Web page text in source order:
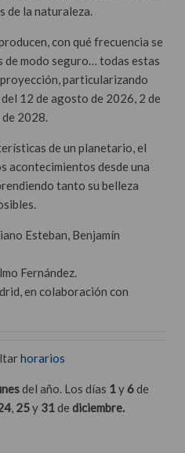
de la naturaleza.
con qué frecuencia se
de modo seguro… todas estas
particularizando
12 de agosto de 2026, 2 de
2028.
de un planetario, el
acontecimientos desde una
tanto su belleza
Esteban, Benjamín
Fernández.
en colaboración con
horarios
del año. Los días 1y6de
, 25y 31dediciembre.